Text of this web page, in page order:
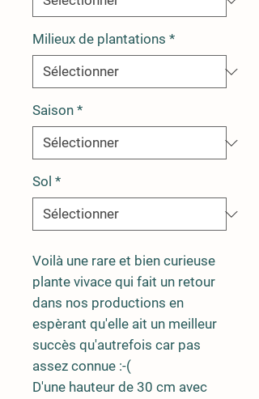
Milieux de plantations *
Saison *
Sol *
Voilà une rare et bien curieuse
plante vivace qui fait un retour
dans nos productions en
espèrant qu'elle ait un meilleur
succès qu'autrefois car pas
assez connue :-(
D'une hauteur de 30 cm avec